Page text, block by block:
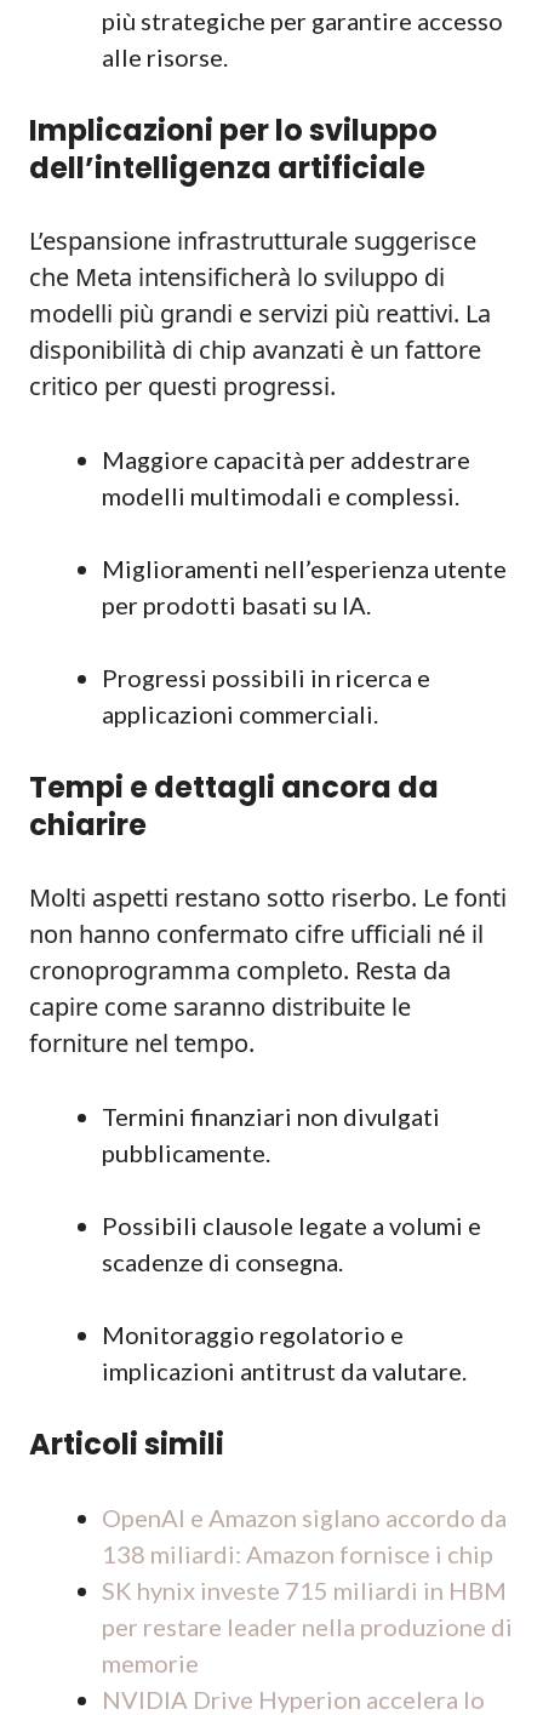
più strategiche per garantire accesso
alle risorse.
Implicazioni per lo sviluppo
dell’intelligenza artificiale
L’espansione infrastrutturale suggerisce
che Meta intensificherà lo sviluppo di
modelli più grandi e servizi più reattivi. La
disponibilità di chip avanzati è un fattore
critico per questi progressi.
Maggiore capacità per addestrare
modelli multimodali e complessi.
Miglioramenti nell’esperienza utente
per prodotti basati su IA.
Progressi possibili in ricerca e
applicazioni commerciali.
Tempi e dettagli ancora da
chiarire
Molti aspetti restano sotto riserbo. Le fonti
non hanno confermato cifre ufficiali né il
cronoprogramma completo. Resta da
capire come saranno distribuite le
forniture nel tempo.
Termini finanziari non divulgati
pubblicamente.
Possibili clausole legate a volumi e
scadenze di consegna.
Monitoraggio regolatorio e
implicazioni antitrust da valutare.
Articoli simili
OpenAI e Amazon siglano accordo da
138 miliardi: Amazon fornisce i chip
SK hynix investe 715 miliardi in HBM
per restare leader nella produzione di
memorie
NVIDIA Drive Hyperion accelera lo